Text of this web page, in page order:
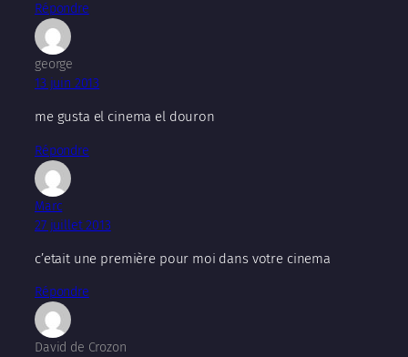
Répondre
george
13 juin 2013
me gusta el cinema el douron
Répondre
Marc
27 juillet 2013
c’etait une première pour moi dans votre cinema
Répondre
David de Crozon